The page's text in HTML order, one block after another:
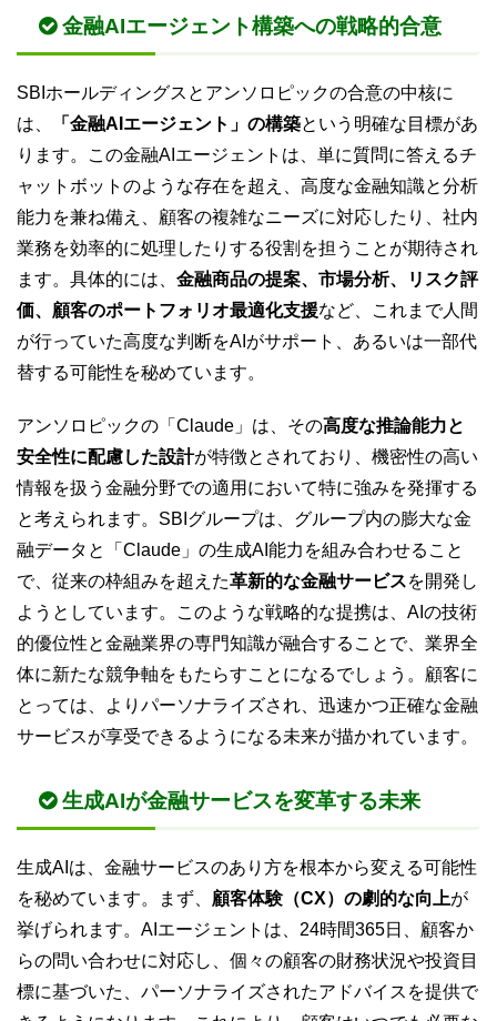
金融AIエージェント構築への戦略的合意
SBIホールディングスとアンソロピックの合意の中核に
は、
「金融AIエージェント」の構築という明確な目標があ
ります。この金融AIエージェントは、単に質問に答えるチ
ャットボットのような存在を超え、高度な金融知識と分析
能力を兼ね備え、顧客の複雑なニーズに対応したり、社内
業務を効率的に処理したりする役割を担うことが期待され
ます。具体的には、 金融商品の提案、市場分析、リスク評
価、顧客のポートフォリオ最適化支援など、これまで人間
が行っていた高度な判断をAIがサポート、あるいは一部代
替する可能性を秘めています。
アンソロピックの「Claude」は、その高度な推論能力と
安全性に配慮した設計が特徴とされており、機密性の高い
情報を扱う金融分野での適用において特に強みを発揮する
と考えられます。SBIグループは、グループ内の膨大な金
融データと「Claude」の生成AI能力を組み合わせること
で、従来の枠組みを超えた革新的な金融サービスを開発し
ようとしています。このような戦略的な提携は、AIの技術
的優位性と金融業界の専門知識が融合することで、業界全
体に新たな競争軸をもたらすことになるでしょう。顧客に
とっては、よりパーソナライズされ、迅速かつ正確な金融
サービスが享受できるようになる未来が描かれています。
生成AIが金融サービスを変革する未来
生成AIは、金融サービスのあり方を根本から変える可能性
を秘めています。まず、 顧客体験（CX）の劇的な向上が
挙げられます。AIエージェントは、24時間365日、顧客か
らの問い合わせに対応し、個々の顧客の財務状況や投資目
標に基づいた、パーソナライズされたアドバイスを提供で